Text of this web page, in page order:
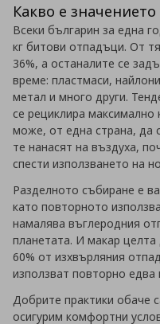
Какво е
Всеки българин за една
кг битови отпадъци. От
36%, а останалите се
време: пластмаси,
метал и много други.
се рециклира
може, от една страна, да
те нанасят на въздуха,
спести използването на
Разделното събиране е
като повторното
намалява въглеродния
планетата. И макар
60% от изхвърляния
използват повторно едва
Добрите практики обаче
осигурим комфортни